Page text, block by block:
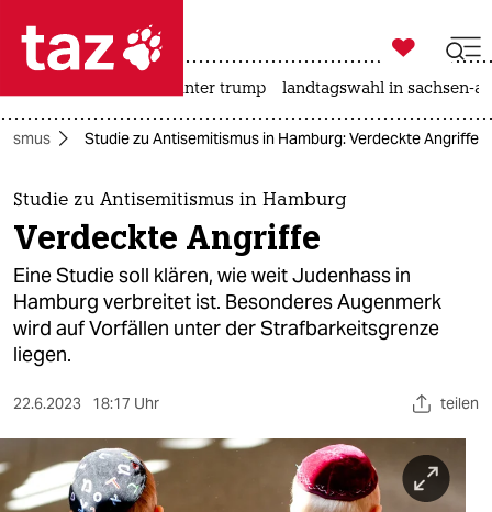
 taz zahl ich
taz zahl ich
themen
politik
öko
gesellschaft
kultur
sport
berlin

taz zahl ich
usa unter trump landtagswahl in sachsen-
Studie zu Antisemitismus in Hamburg: Verdeckte Angriffe
Studie zu Antisemitismus in Hamburg
Verdeckte Angriffe
Eine Studie soll klären, wie weit Judenhass in
Hamburg verbreitet ist. Besonderes Augenmerk
wird auf Vorfällen unter der Strafbarkeitsgrenze
liegen.
22.6.2023 18:17 Uhr teilen